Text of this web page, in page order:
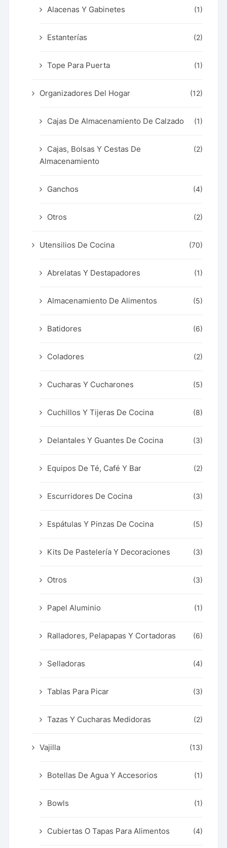
Alacenas Y Gabinetes (1)
Estanterías (2)
Tope Para Puerta (1)
Organizadores Del Hogar (12)
Cajas De Almacenamiento De Calzado (1)
Cajas, Bolsas Y Cestas De
Almacenamiento
(2)
Ganchos (4)
Otros (2)
Utensilios De Cocina (70)
Abrelatas Y Destapadores (1)
Almacenamiento De Alimentos (5)
Batidores (6)
Coladores (2)
Cucharas Y Cucharones (5)
Cuchillos Y Tijeras De Cocina (8)
Delantales Y Guantes De Cocina (3)
Equipos De Té, Café Y Bar (2)
Escurridores De Cocina (3)
Espátulas Y Pinzas De Cocina (5)
Kits De Pastelería Y Decoraciones (3)
Otros (3)
Papel Aluminio (1)
Ralladores, Pelapapas Y Cortadoras (6)
Selladoras (4)
Tablas Para Picar (3)
Tazas Y Cucharas Medidoras (2)
Vajilla (13)
Botellas De Agua Y Accesorios (1)
Bowls (1)
Cubiertas O Tapas Para Alimentos (4)